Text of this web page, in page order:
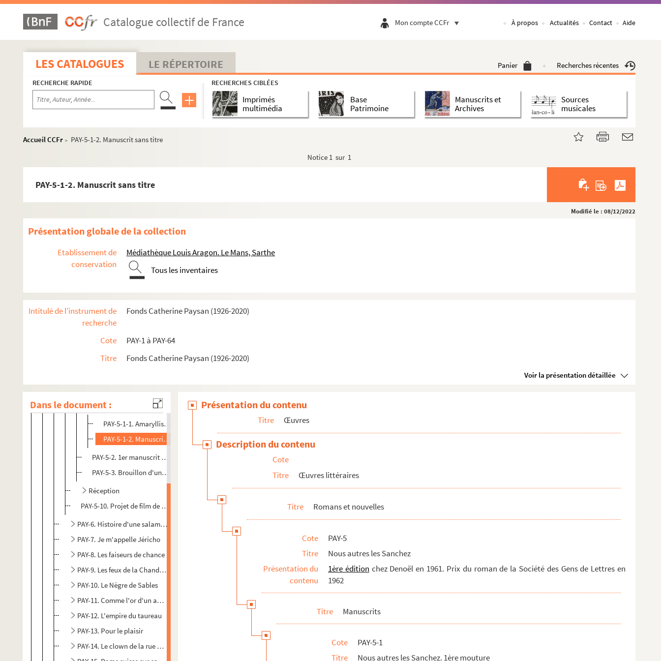
Catalogue collectif de France Mon compte CCFr À propos Actualités Contact Aide
LES CATALOGUES LE RÉPERTOIRE Panier Recherches récentes
RECHERCHE RAPIDE RECHERCHES CIBLÉES
Imprimés
multimédia
Base
Patrimoine
Manuscrits et
Archives
Sources
musicales
Accueil CCFr >
PAY-5-1-2. Manuscrit sans titre
Notice 1 sur 1
PAY-5-1-2. Manuscrit sans titre
Modifié le : 08/12/2022
Présentation globale de la collection
Etablissement de
conservation
Médiathèque Louis Aragon. Le Mans, Sarthe
Tous les inventaires
Intitulé de l'instrument de
recherche
Fonds Catherine Paysan (1926-2020)
Cote
PAY-1 à PAY-64
Titre
Fonds Catherine Paysan (1926-2020)
Voir la présentation détaillée
Dans le document :
Œuvres
Œuvres littéraires
Manuscrits
PAY-5-1. Nous autres les Sanchez. 1ère mouture
PAY-5-1-1. Amaryllis et Pepito Sanchez
PAY-5-1-2. Manuscrit sans titre
PAY-5-2. 1er manuscrit des Sanchez
PAY-5-3. Brouillon d'un chapitre des Sanchez
Réception
PAY-5-10. Projet de film de Jean-Claude Giuliani
PAY-6. Histoire d'une salamandre
PAY-7. Je m'appelle Jéricho
PAY-8. Les faiseurs de chance
PAY-9. Les feux de la Chandeleur
PAY-10. Le Nègre de Sables
PAY-11. Comme l'or d'un anneau
PAY-12. L'empire du taureau
PAY-13. Pour le plaisir
PAY-14. Le clown de la rue Montorgueil
Présentation du contenu
Titre Œuvres
Description du contenu
Cote
Titre
Œuvres littéraires
Titre Romans et nouvelles
Cote
PAY-5
Titre
Nous autres les Sanchez
Présentation du
contenu
1ère édition chez Denoël en 1961. Prix du roman de la Société des Gens de Lettres en
1962
Titre Manuscrits
Cote
PAY-5-1
Titre
Nous autres les Sanchez. 1ère mouture